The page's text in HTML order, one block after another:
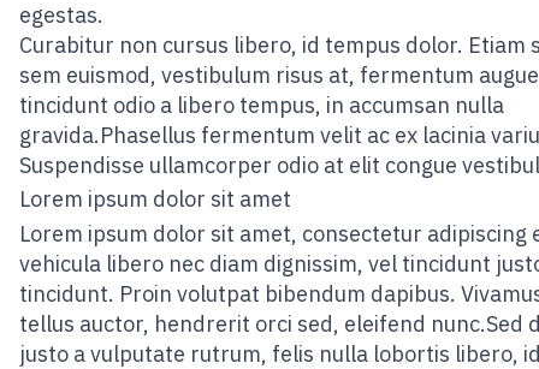
egestas.
Curabitur non cursus libero, id tempus dolor. Etiam
sem euismod, vestibulum risus at, fermentum
tincidunt odio a libero tempus, in accumsan nulla
gravida.Phasellus fermentum velit ac ex lacinia
Suspendisse ullamcorper odio at elit congue
Lorem ipsum dolor sit amet
Lorem ipsum dolor sit amet, consectetur adipiscing
vehicula libero nec diam dignissim, vel tincidunt
tincidunt. Proin volutpat bibendum dapibus.
tellus auctor, hendrerit orci sed, eleifend nunc.Sed
justo a vulputate rutrum, felis nulla lobortis libero,